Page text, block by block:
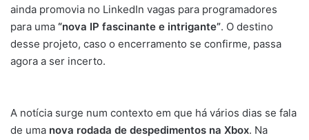
ainda promovia no LinkedIn vagas para programadores
para uma “nova IP fascinante e intrigante”. O destino
desse projeto, caso o encerramento se confirme, passa
agora a ser incerto.
A notícia surge num contexto em que há vários dias se fala
de uma nova rodada de despedimentos na Xbox. Na